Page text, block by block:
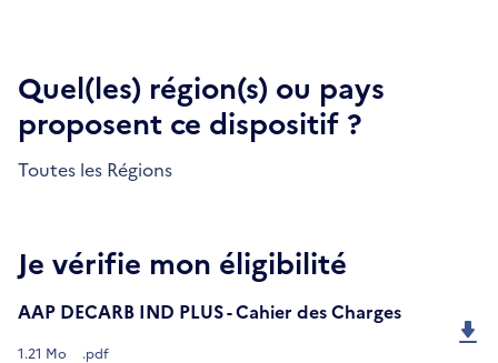
Quel(les) région(s) ou pays
proposent ce dispositif ?
Toutes les Régions
Je vérifie mon éligibilité
AAP DECARB IND PLUS - Cahier des Charges
1.21 Mo .pdf